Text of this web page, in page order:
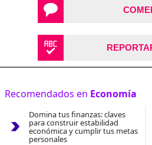
Recomendados en Economía
Domina tus finanzas: claves
para construir estabilidad
económica y cumplir tus metas
personales